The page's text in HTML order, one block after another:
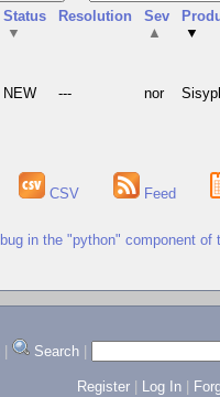
Status
▼
Resolution
Sev
▲
▼
NEW --- nor
CSV Feed
in the "python" component of
Search
Register
Log In